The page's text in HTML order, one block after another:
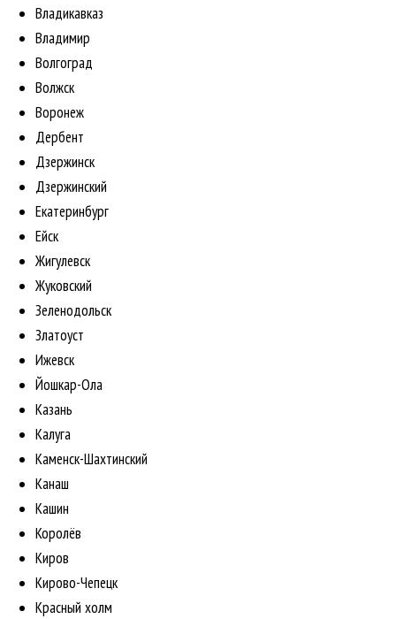
Владикавказ
Владимир
Волгоград
Волжск
Воронеж
Дербент
Дзержинск
Дзержинский
Екатеринбург
Ейск
Жигулевск
Жуковский
Зеленодольск
Златоуст
Ижевск
Йошкар-Ола
Казань
Калуга
Каменск-Шахтинский
Канаш
Кашин
Королёв
Киров
Кирово-Чепецк
Красный холм